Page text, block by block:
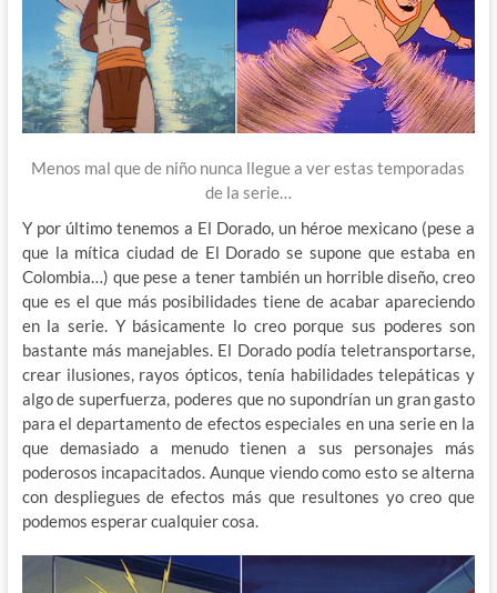
Menos mal que de niño nunca llegue a ver estas temporadas
de la serie…
Y por último tenemos a El Dorado, un héroe mexicano (pese a
que la mítica ciudad de El Dorado se supone que estaba en
Colombia…) que pese a tener también un horrible diseño, creo
que es el que más posibilidades tiene de acabar apareciendo
en la serie. Y básicamente lo creo porque sus poderes son
bastante más manejables. El Dorado podía teletransportarse,
crear ilusiones, rayos ópticos, tenía habilidades telepáticas y
algo de superfuerza, poderes que no supondrían un gran gasto
para el departamento de efectos especiales en una serie en la
que demasiado a menudo tienen a sus personajes más
poderosos incapacitados. Aunque viendo como esto se alterna
con despliegues de efectos más que resultones yo creo que
podemos esperar cualquier cosa.